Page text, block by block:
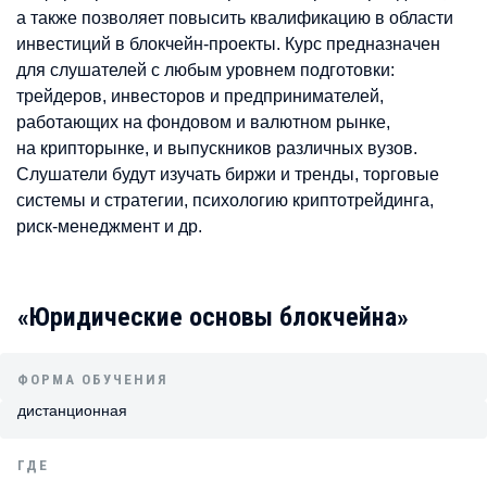
а также позволяет повысить квалификацию в области
инвестиций в блокчейн-проекты. Курс предназначен
для слушателей с любым уровнем подготовки:
трейдеров, инвесторов и предпринимателей,
работающих на фондовом и валютном рынке,
на крипторынке, и выпускников различных вузов.
Слушатели будут изучать биржи и тренды, торговые
системы и стратегии, психологию криптотрейдинга,
риск-менеджмент и др.
«Юридические основы блокчейна»
ФОРМА ОБУЧЕНИЯ
дистанционная
ГДЕ